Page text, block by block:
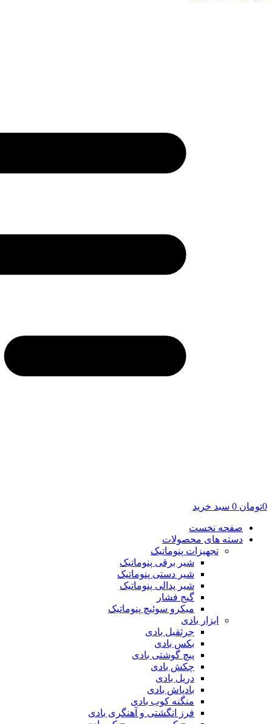
0تومان 0 سبد خرید
صفحه نخست
دسته های محصولات
تجهیزات پنوماتیک
شیر برقی پنوماتیک
شیر دستی پنوماتیک
شیر پدالی پنوماتیک
گیج فشار
میکرو سوئیچ پنوماتیک
ابزار بادی
جرثقیل بادی
بکس بادی
پیچ گوشتی بادی
چکش بادی
دریل بادی
بادپاش بادی
منگنه کوب بادی
فرز انگشتی و آهنگری بادی